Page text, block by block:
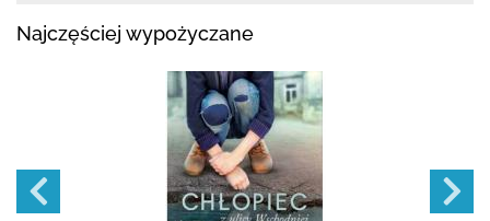
Najczęściej wypożyczane